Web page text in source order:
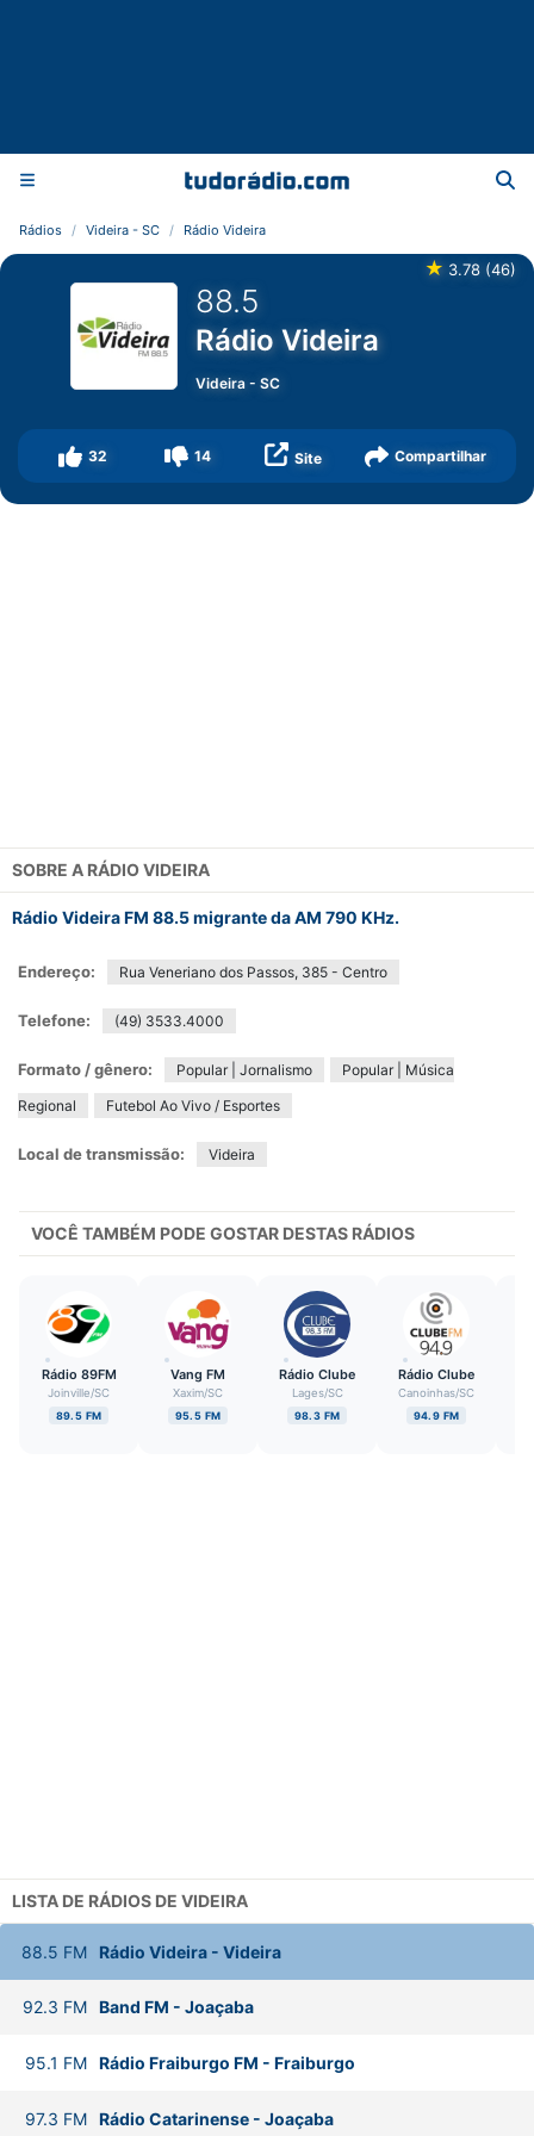
Rádios Videira - SC Rádio Videira
★ 3.78 (46)
88.5
Rádio Videira
Videira -SC
32 14 Site Compartilhar
SOBRE A RÁDIO VIDEIRA
Rádio Videira FM 88.5 migrante da AM 790 KHz.
Endereço: Rua Veneriano dos Passos, 385 - Centro
Telefone: (49) 3533.4000
Formato / gênero: Popular | Jornalismo
Popular | Música
Regional
Futebol Ao Vivo / Esportes
Local de transmissão: Videira
VOCÊ TAMBÉM PODE GOSTAR DESTAS RÁDIOS
Rádio 89FM
Joinville/SC
89.5 FM
Vang FM
Xaxim/SC
95.5 FM
Rádio Clube
Lages/SC
98.3 FM
Rádio Clube
Canoinhas/SC
94.9 FM
LISTA DE RÁDIOS DE VIDEIRA
88.5 FM Rádio Videira- Videira
92.3 FM Band FM - Joaçaba
95.1 FM Rádio Fraiburgo FM - Fraiburgo
97.3 FM Rádio Catarinense- Joaçaba